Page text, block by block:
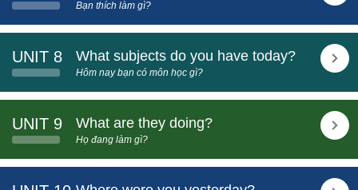
Bạn thích làm gì?
UNIT 8 What subjects do you have today?
Hôm nay bạn có môn học gì?
UNIT 9 What are they doing?
Họ đang làm gì?